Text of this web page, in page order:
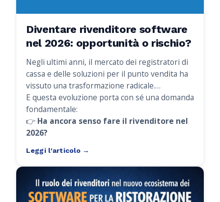
Diventare rivenditore software
nel 2026: opportunità o rischio?
Negli ultimi anni, il mercato dei registratori di
cassa e delle soluzioni per il punto vendita ha
vissuto una trasformazione radicale.
Quello che fino a ieri era un settore dominato
dall’hardware, oggi è sempre più guidato dal
software.
E questa evoluzione porta con sé una domanda
fondamentale:
👉 Ha ancora senso fare il rivenditore nel
2026?